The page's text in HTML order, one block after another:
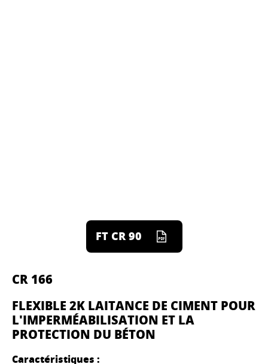
FT CR 90
CR 166
FLEXIBLE 2K LAITANCE DE CIMENT POUR
L'IMPERMÉABILISATION ET LA
PROTECTION DU BÉTON
Caractéristiques :